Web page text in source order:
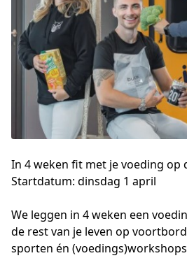
In 4 weken fit met je voeding op
Startdatum: dinsdag 1 april
We leggen in 4 weken een
de rest van je leven op
sporten én (voedings)workshops